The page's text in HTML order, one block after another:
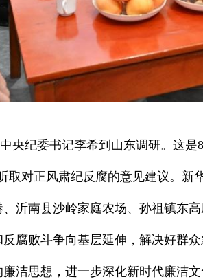
央纪委书记李希到山东调研。这
取对正风肃纪反腐的意见建议。新
沂南县沙岭家庭农场、孙祖镇东
腐败斗争向基层延伸，解决好群
洁思想，进一步深化新时代廉洁